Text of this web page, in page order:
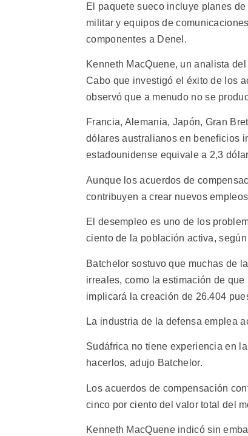
El paquete sueco incluye planes
militar y equipos de
componentes a Denel.
Kenneth MacQuene, un analista
Cabo que investigó el éxito de los
observó que a menudo no se
Francia, Alemania, Japón, Gran
dólares australianos en beneficios
estadounidense equivale a 2,3
Aunque los acuerdos de
contribuyen a crear nuevos
El desempleo es uno de los
ciento de la población activa,
Batchelor sostuvo que muchas de
irreales, como la estimación de
implicará la creación de 26.404
La industria de la defensa emplea
Sudáfrica no tiene experiencia en
hacerlos, adujo Batchelor.
Los acuerdos de compensación
cinco por ciento del valor total del
Kenneth MacQuene indicó sin